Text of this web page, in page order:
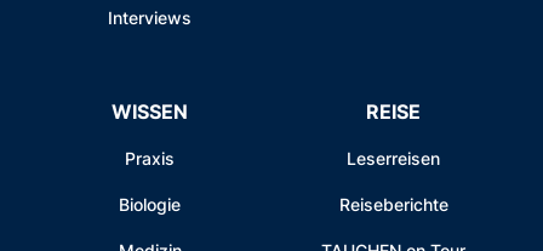
Interviews
WISSEN
Praxis
Biologie
REISE
Leserreisen
Reiseberichte